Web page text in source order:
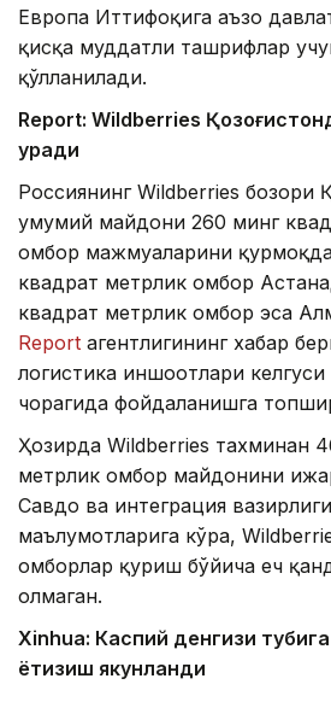
Европа Иттифоқига аъзо
қисқа муддатли ташрифлар
қўлланилади.
Report: Wildberries
қуради
Россиянинг Wildberries бозори
умумий майдони 260 минг
омбор мажмуаларини
квадрат метрлик омбор
квадрат метрлик омбор эса
Report агентлигининг хабар
логистика иншоотлари
чорагида фойдаланишга
Ҳозирда Wildberries тахминан
метрлик омбор майдонини
Савдо ва интеграция
маълумотларига кўра,
омборлар қуриш бўйича ҳеч
олмаган.
Xinhuа: Каспий денгизи
ётқизиш якунланди